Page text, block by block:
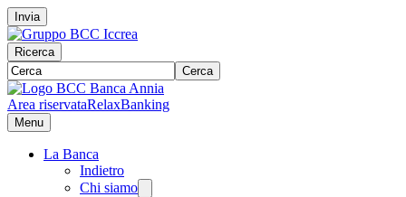
Invia
Ricerca
Cerca
Area riservataRelaxBanking
Menu
La Banca
Indietro
Chi siamo